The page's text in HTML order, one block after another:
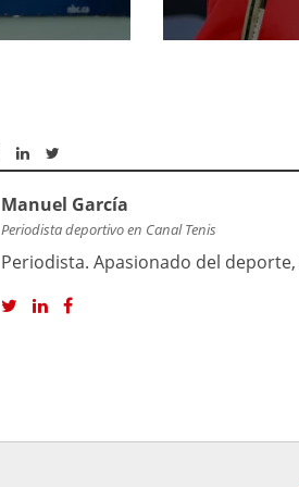
Manuel García
Periodista deportivo en Canal Tenis
Periodista. Apasionado del